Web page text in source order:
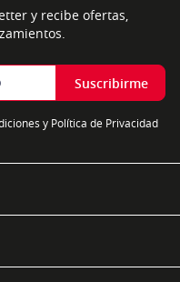
y recibe ofertas,
Suscribirme
y Política de Privacidad